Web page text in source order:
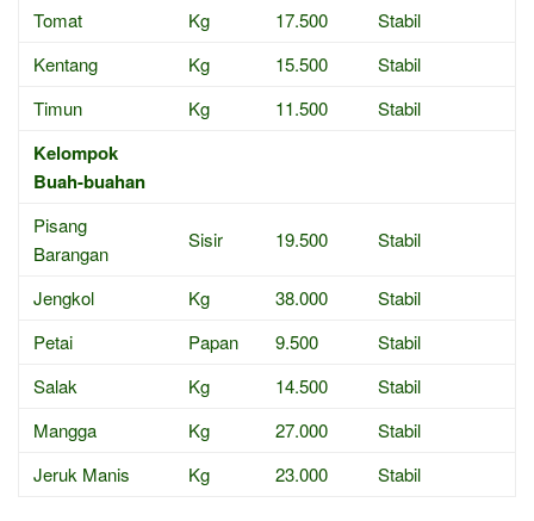
Tomat Kg 17.500
Stabil
Kentang
Kg 15.500
Stabil
Timun
Kg 11.500 Stabil
Kelompok
Buah-buahan
Pisang
Barangan
Sisir 19.500 Stabil
Jengkol Kg 38.000
Stabil
Petai
Papan 9.500
Stabil
Salak
Kg 14.500
Stabil
Mangga
Kg 27.000
Stabil
Jeruk Manis
Kg 23.000 Stabil